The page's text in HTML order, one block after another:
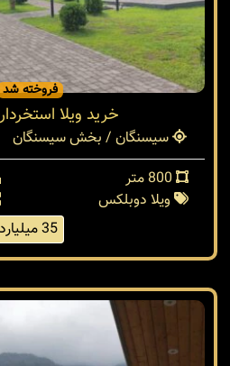
فروخته شد
خرید ویلا
سیسنگان / بخش سیسنگان
ویلا دوبلکس
35 میلیارد